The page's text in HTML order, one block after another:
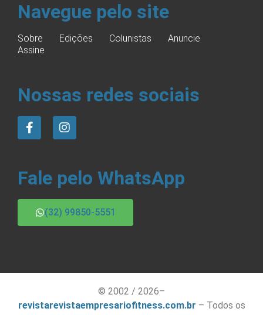
Navegue pelo site
Sobre Edições Colunistas
Anuncie
Assine
Nossas redes sociais
Fale pelo WhatsApp
(32) 99850-5551
© 2002 / 2026–
revistarevistaempresariofitness.com.br – Todos os